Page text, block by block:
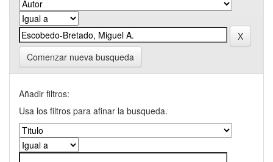
Comenzar nueva busqueda
Añadir filtros:
Usa los filtros para afinar la busqueda.